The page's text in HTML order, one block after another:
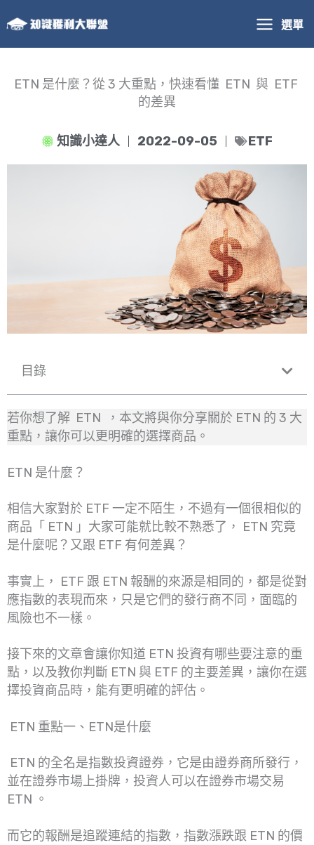
至
主
選單
ETN 是什麼？從 3 大重點，快速看懂 ETN 與 ETF
的差異
知識小達人 2022-09-05 ETF
目錄
若你想了解 ETN ，本文將與你分享關於 ETN 的 3 大
重點，讓你可以更明確的選擇商品。
ETN 是什麼？
相信大家對於 ETF 一定不陌生，不過有一個很相似的
商品「 ETN 」大家可能就比較不熟悉了， ETN 究竟
是什麼呢？又跟 ETF 有何差異？
事實上， ETF 跟 ETN 報酬的來源是相同的，都是從對
應指數的表現而來，只是它們的發行商不同，面臨的
風險也不一樣。
接下來的文章會讓你知道 ETN 投資有哪些要注意的重
點，以及教你判斷 ETN 與 ETF 的主要差異，讓你在選
擇投資商品時，能有更明確的評估。
ETN 重點一、ETN是什麼
ETN 的全名是指數投資證券，它是由證券商所發行，
並在證券市場上掛牌，投資人可以在證券市場交易
ETN 。
而它的報酬是追蹤連結的指數，指數漲跌跟 ETN 的價